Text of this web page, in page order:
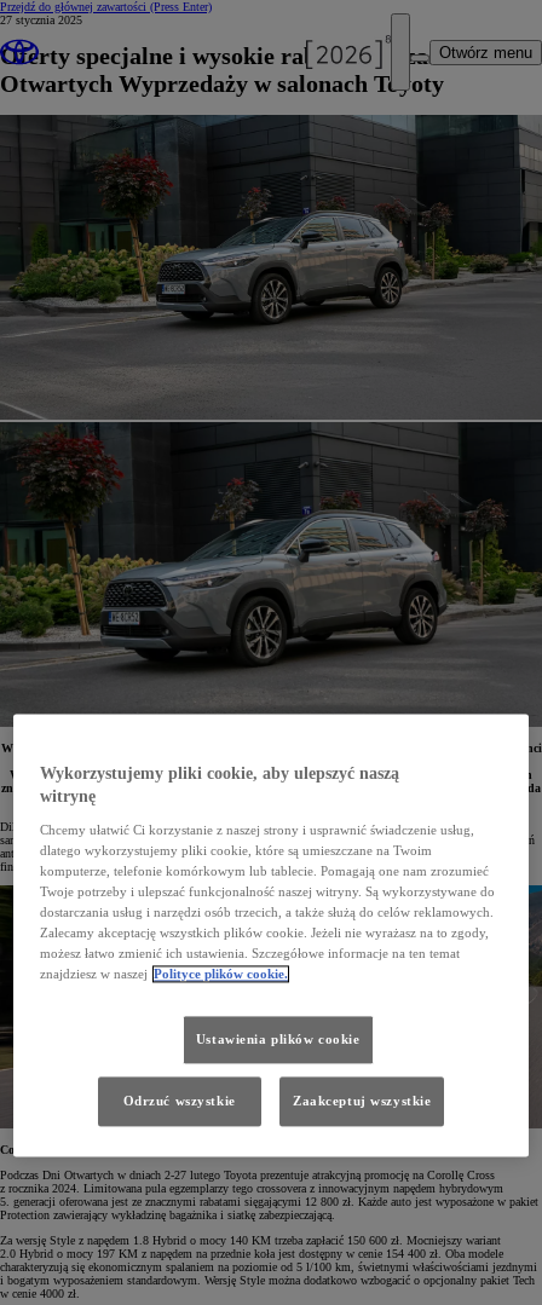
Przejdź do głównej zawartości (Press Enter)
Otwórz menu
27 stycznia 2025
Oferty specjalne i wysokie rabaty podczas Dni
Otwartych Wyprzedaży w salonach Toyoty
W salonach Toyoty od 27 stycznia do 2 lutego trwają Dni Otwarte Wyprzedaży, podczas których klienci
W ofercie szczególną uwagę zwraca Corolla Cross, która właśnie dołączyła do grupy modeli objętych
znacznymi rabatami, a także Yaris oferowany w obniżonej cenie. Co więcej, w ramach programu Giełda
Toyoty wybrane modele dostępne są z korzyściami sięgającymi nawet 35 tysięcy zł.
Dilerzy Toyoty kontynuują wyprzedaż pojazdów z rocznika 2024, oferując znaczne obniżki nie tylko na same
samochody, ale również na akcesoria dodatkowe, kompletne zestawy kół zimowych oraz systemy zabezpieczeń
antykradzieżowych. Dodatkowo klienci indywidualni i biznesowi mogą skorzystać z atrakcyjnych opcji
finansowania w ramach najmu lub leasingu KINTO One z wyjątkowo niskimi ratami miesięcznymi.
Corolla Cross Hybrid już od 150 600 zł
Podczas Dni Otwartych w dniach 2-27 lutego Toyota prezentuje atrakcyjną promocję na Corollę Cross
z rocznika 2024. Limitowana pula egzemplarzy tego crossovera z innowacyjnym napędem hybrydowym
5. generacji oferowana jest ze znacznymi rabatami sięgającymi 12 800 zł. Każde auto jest wyposażone w pakiet
Protection zawierający wykładzinę bagażnika i siatkę zabezpieczającą.
Za wersję Style z napędem 1.8 Hybrid o mocy 140 KM trzeba zapłacić 150 600 zł. Mocniejszy wariant
2.0 Hybrid o mocy 197 KM z napędem na przednie koła jest dostępny w cenie 154 400 zł. Oba modele
charakteryzują się ekonomicznym spalaniem na poziomie od 5 l/100 km, świetnymi właściwościami jezdnymi
i bogatym wyposażeniem standardowym. Wersję Style można dodatkowo wzbogacić o opcjonalny pakiet Tech
w cenie 4000 zł.
Wykorzystujemy pliki cookie, aby ulepszyć naszą
witrynę
Chcemy ułatwić Ci korzystanie z naszej strony i usprawnić świadczenie usług,
dlatego wykorzystujemy pliki cookie, które są umieszczane na Twoim
komputerze, telefonie komórkowym lub tablecie. Pomagają one nam zrozumieć
Twoje potrzeby i ulepszać funkcjonalność naszej witryny. Są wykorzystywane do
dostarczania usług i narzędzi osób trzecich, a także służą do celów reklamowych.
Zalecamy akceptację wszystkich plików cookie. Jeżeli nie wyrażasz na to zgody,
możesz łatwo zmienić ich ustawienia. Szczegółowe informacje na ten temat
znajdziesz w naszej Polityce plików cookie.
Ustawienia plików cookie
Odrzuć wszystkie Zaakceptuj wszystkie